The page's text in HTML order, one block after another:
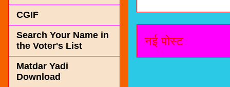
नई पोस्ट
CGIF
Search Your Name in
the Voter's List
Matdar Yadi
Download